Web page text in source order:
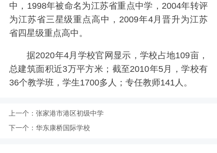
中，1998年被命名为江苏省重点中学，2004年转评
为江苏省三星级重点高中，2009年4月晋升为江苏
省四星级重点高中。
据2020年4月学校官网显示，学校占地109亩，
总建筑面积近3万平方米；截至2010年5月，学校有
36个教学班，学生1700多人；专任教师141人。
上一个： 张家港市港区初级中学
下一个： 华东康桥国际学校